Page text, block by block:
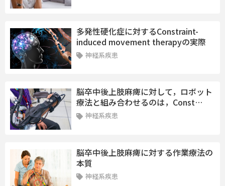
多発性硬化症に対するConstraint-
induced movement therapyの実際
神経系疾患
脳卒中後上肢麻痺に対して，ロボット
療法と組み合わせるのは，Const…
神経系疾患
脳卒中後上肢麻痺に対する作業療法の
本質
神経系疾患